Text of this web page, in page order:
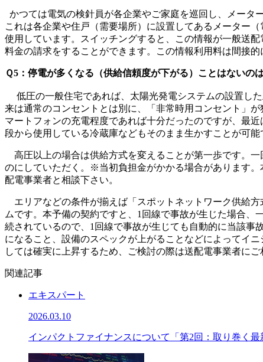
かつては電気の検針員が各企業やご家庭を巡回し、メータ
これは各企業や住戸（需要場所）に設置してあるメーター
使用しています。スイッチングすると、この情報が一般送
料金の請求をすることができます。この情報利用料は間接
Ｑ5：停電が多くなる（供給信頼度が下がる）ことはないの
低圧の一般住宅であれば、太陽光発電システムの設置し
来は通常のコンセントとは別に、「非常時用コンセント」
マートフォンの充電程度であれば十分だったのですが、最
段から使用している冷蔵庫などもそのまま生かすことが可
高圧以上の場合は供給方式を変えることが第一歩です。
のにしていただく。※当初負担金がかかる場合があります
配電事業者と相談下さい。
エリアなどの条件が揃えば「スポットネットワーク供給
ムです。本予備の契約ですと、1回線で事故が生じた場合
続されているので、1回線で事故が生じても自動的に当該
になること、設備のスペックが上がることなどによってイ
しては確実に上昇するため、ご検討の際は送配電事業者にご
関連記事
エキスパート
2026.03.10
インパクトファイナンスについて「第2回：取り巻く最